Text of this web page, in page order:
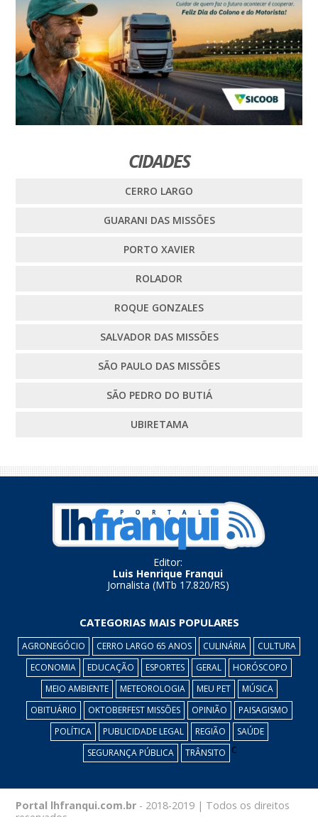
CIDADES
CERRO LARGO
GUARANI DAS MISSÕES
PORTO XAVIER
ROLADOR
ROQUE GONZALES
SALVADOR DAS MISSÕES
SÃO PAULO DAS MISSÕES
SÃO PEDRO DO BUTIÁ
UBIRETAMA
Editor:
Luis Henrique Franqui
Jornalista (MTb 17.820/RS)
CATEGORIAS MAIS POPULARES
AGRONEGÓCIO CERRO LARGO 65 ANOS CULINÁRIA
CULTURA
ECONOMIA
EDUCAÇÃO ESPORTES GERAL
HORÓSCOPO
MEIO AMBIENTE
METEOROLOGIA MEU PET
MÚSICA
OBITUÁRIO
OKTOBERFEST MISSÕES OPINIÃO
PAISAGISMO
POLÍTICA
PUBLICIDADE LEGAL REGIÃO
SAÚDE
SEGURANÇA PÚBLICA
TRÂNSITO c
Portal lhfranqui.com.br - 2018-2019 | Todos os direitos